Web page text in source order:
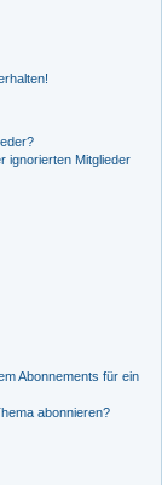
ignorierten Mitglieder
Abonnements für ein
abonnieren?